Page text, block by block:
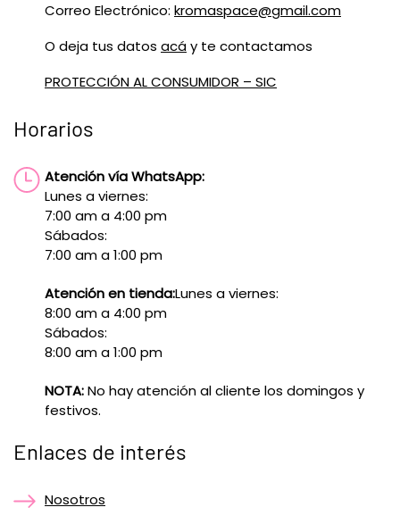
Correo Electrónico: kromaspace@gmail.com
O deja tus datos acáy te contactamos
PROTECCIÓN AL CONSUMIDOR – SIC
Horarios
Atención vía WhatsApp:
Lunes a viernes:
7:00 am a 4:00 pm
Sábados:
7:00 am a 1:00 pm
Atención en tienda:Lunes a viernes:
8:00 am a 4:00 pm
Sábados:
8:00 am a 1:00 pm
NOTA:No hay atención al cliente los domingos y
festivos.
Enlaces de interés
Nosotros